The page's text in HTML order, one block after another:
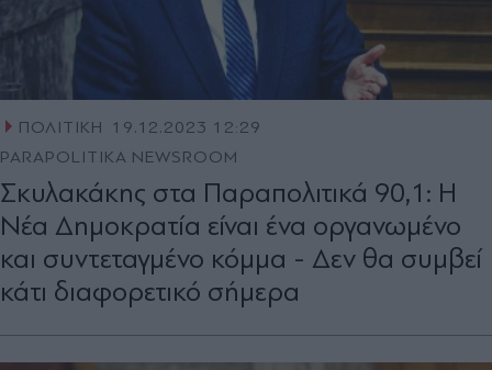
ΠΟΛΙΤΙΚΗ
19.12.2023 12:29
PARAPOLITIKA NEWSROOM
Σκυλακάκης στα Παραπολιτικά 90,1: Η
Νέα Δημοκρατία είναι ένα οργανωμένο
και συντεταγμένο κόμμα - Δεν θα συμβεί
κάτι διαφορετικό σήμερα